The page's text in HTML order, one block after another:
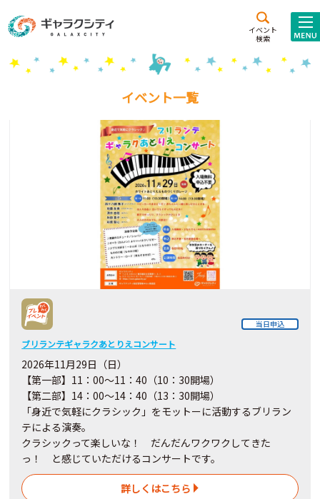
イベント
検索
施設案内
こども
西新井
施設･
お知らせ
イベントレポート
イベント一覧
当日申込
ブリランテギャラクあとりえコンサート
2026年11月29日（日）
【第一部】11：00～11：40（10：30開場）
【第二部】14：00～14：40（13：30開場）
「身近で気軽にクラシック」をモットーに活動するブリラン
テによる演奏。
クラシックって楽しいな！ だんだんワクワクしてきた
っ！ と感じていただけるコンサートです。
詳しくはこちら